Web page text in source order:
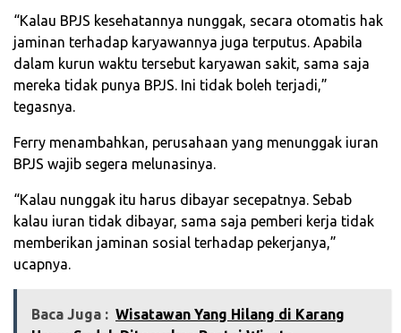
‎“Kalau BPJS kesehatannya nunggak, secara otomatis hak
jaminan terhadap karyawannya juga terputus. Apabila
dalam kurun waktu tersebut karyawan sakit, sama saja
mereka tidak punya BPJS. Ini tidak boleh terjadi,”
tegasnya.
‎Ferry menambahkan, perusahaan yang menunggak iuran
BPJS wajib segera melunasinya.
‎“Kalau nunggak itu harus dibayar secepatnya. Sebab
kalau iuran tidak dibayar, sama saja pemberi kerja tidak
memberikan jaminan sosial terhadap pekerjanya,”
ucapnya.
Baca Juga : Wisatawan Yang Hilang di Karang